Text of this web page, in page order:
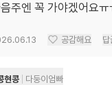
주엔 꼭 가야겠어요ㅠ
공감해요 답
현콩 다둥이엄빠